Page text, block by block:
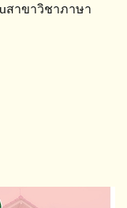
สาขาวิชาภาษา